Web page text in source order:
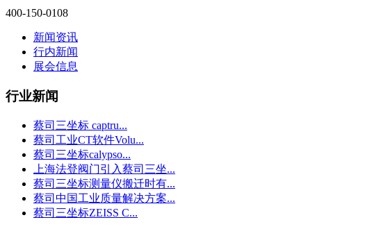
400-150-0108
新闻资讯
行内新闻
展会信息
行业新闻
蔡司三坐标 captru...
蔡司工业CT软件Volu...
蔡司三坐标calypso...
上海法登阀门引入蔡司三坐...
蔡司三坐标测量仪搬迁时有...
蔡司中国工业质量解决方案...
蔡司三坐标ZEISS C...